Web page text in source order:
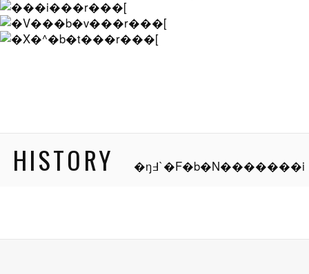
HISTORY �ŋ߃`�F�b�N�������i